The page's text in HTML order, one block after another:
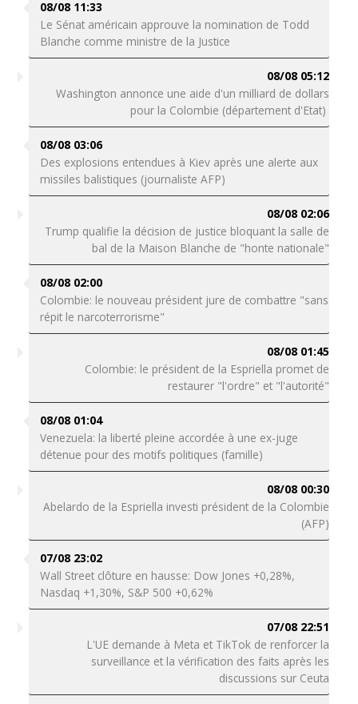
08/08 11:33
Le Sénat américain approuve la nomination de Todd
Blanche comme ministre de la Justice
08/08 05:12
Washington annonce une aide d'un milliard de dollars
pour la Colombie (département d'Etat)
08/08 03:06
Des explosions entendues à Kiev après une alerte aux
missiles balistiques (journaliste AFP)
08/08 02:06
Trump qualifie la décision de justice bloquant la salle de
bal de la Maison Blanche de "honte nationale"
08/08 02:00
Colombie: le nouveau président jure de combattre "sans
répit le narcoterrorisme"
08/08 01:45
Colombie: le président de la Espriella promet de
restaurer "l'ordre" et "l'autorité"
08/08 01:04
Venezuela: la liberté pleine accordée à une ex-juge
détenue pour des motifs politiques (famille)
08/08 00:30
Abelardo de la Espriella investi président de la Colombie
(AFP)
07/08 23:02
Wall Street clôture en hausse: Dow Jones +0,28%,
Nasdaq +1,30%, S&P 500 +0,62%
07/08 22:51
L'UE demande à Meta et TikTok de renforcer la
surveillance et la vérification des faits après les
discussions sur Ceuta